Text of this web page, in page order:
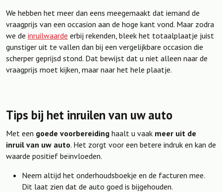
We hebben het meer dan eens meegemaakt dat iemand de
vraagprijs van een occasion aan de hoge kant vond. Maar zodra
we de inruilwaarde erbij rekenden, bleek het totaalplaatje juist
gunstiger uit te vallen dan bij een vergelijkbare occasion die
scherper geprijsd stond. Dat bewijst dat u niet alleen naar de
vraagprijs moet kijken, maar naar het hele plaatje.
Tips bij het inruilen van uw auto
Met een goede voorbereiding haalt u vaak meer uit de
inruil van uw auto. Het zorgt voor een betere indruk en kan de
waarde positief beïnvloeden.
Neem altijd het onderhoudsboekje en de facturen mee.
Dit laat zien dat de auto goed is bijgehouden.